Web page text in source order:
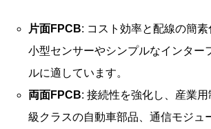
片面FPCB: コスト効率と配線の簡
小型センサーやシンプルなインター
ルに適しています。
両面FPCB: 接続性を強化し、産業
級クラスの自動車部品、通信モジュ